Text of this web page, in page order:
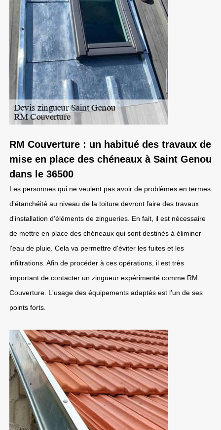
RM Couverture : un habitué des travaux de
mise en place des chéneaux à Saint Genou
dans le 36500
Les personnes qui ne veulent pas avoir de problèmes en termes
d'étanchéité au niveau de la toiture devront faire des travaux
d'installation d'éléments de zingueries. En fait, il est nécessaire
de mettre en place des chéneaux qui sont destinés à éliminer
l'eau de pluie. Cela va permettre d'éviter les fuites et les
infiltrations. Afin de procéder à ces opérations, il est très
important de contacter un zingueur expérimenté comme RM
Couverture. L'usage des équipements adaptés est l'un de ses
points forts.